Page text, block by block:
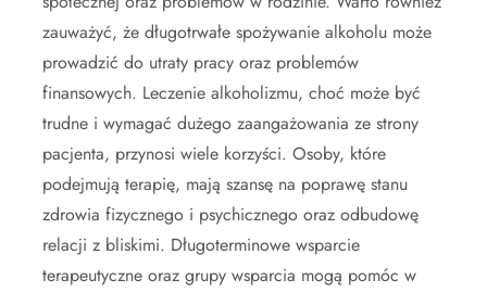
zauważyć, że długotrwałe spożywanie alkoholu może
prowadzić do utraty pracy oraz problemów
finansowych. Leczenie alkoholizmu, choć może być
trudne i wymagać dużego zaangażowania ze strony
pacjenta, przynosi wiele korzyści. Osoby, które
podejmują terapię, mają szansę na poprawę stanu
zdrowia fizycznego i psychicznego oraz odbudowę
relacji z bliskimi. Długoterminowe wsparcie
terapeutyczne oraz grupy wsparcia mogą pomóc w